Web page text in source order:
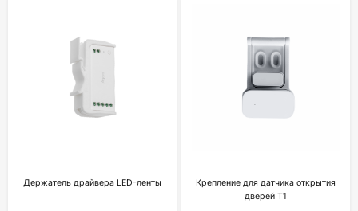
Держатель драйвера LED-ленты
Крепление для датчика открытия
дверей Т1